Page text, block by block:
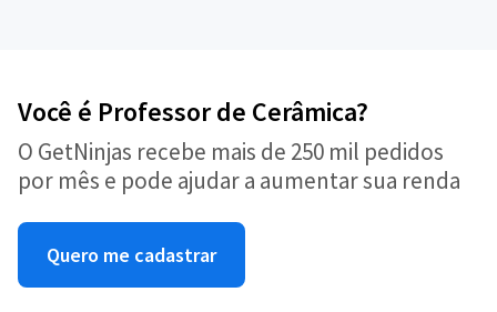
Você é Professor de Cerâmica?
O GetNinjas recebe mais de 250 mil pedidos
por mês e pode ajudar a aumentar sua renda
Quero me cadastrar